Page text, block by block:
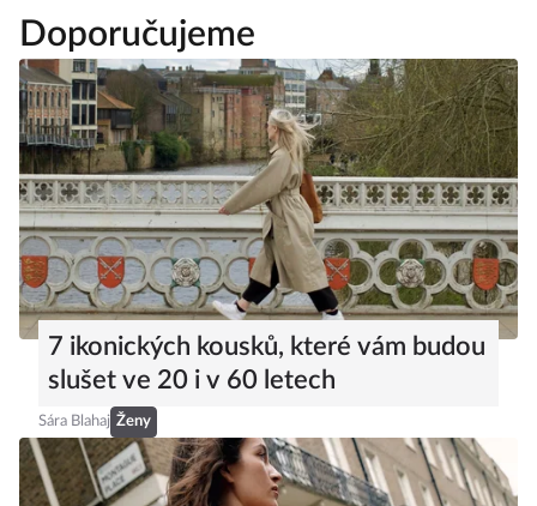
Doporučujeme
7 ikonických kousků, které vám budou
slušet ve 20 i v 60 letech
Sára Blahaj Ženy